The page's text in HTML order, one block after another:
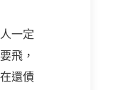
一定
飛，
還債